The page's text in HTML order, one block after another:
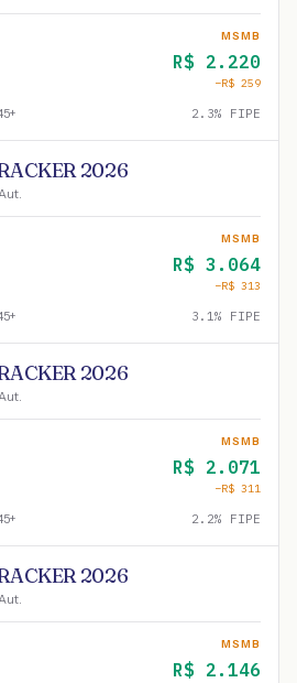
MSMB
R$ 2.220
−R$ 259
2.3% FIPE
2026
MSMB
R$ 3.064
−R$ 313
3.1% FIPE
2026
MSMB
R$ 2.071
−R$ 311
2.2% FIPE
2026
MSMB
R$ 2.146